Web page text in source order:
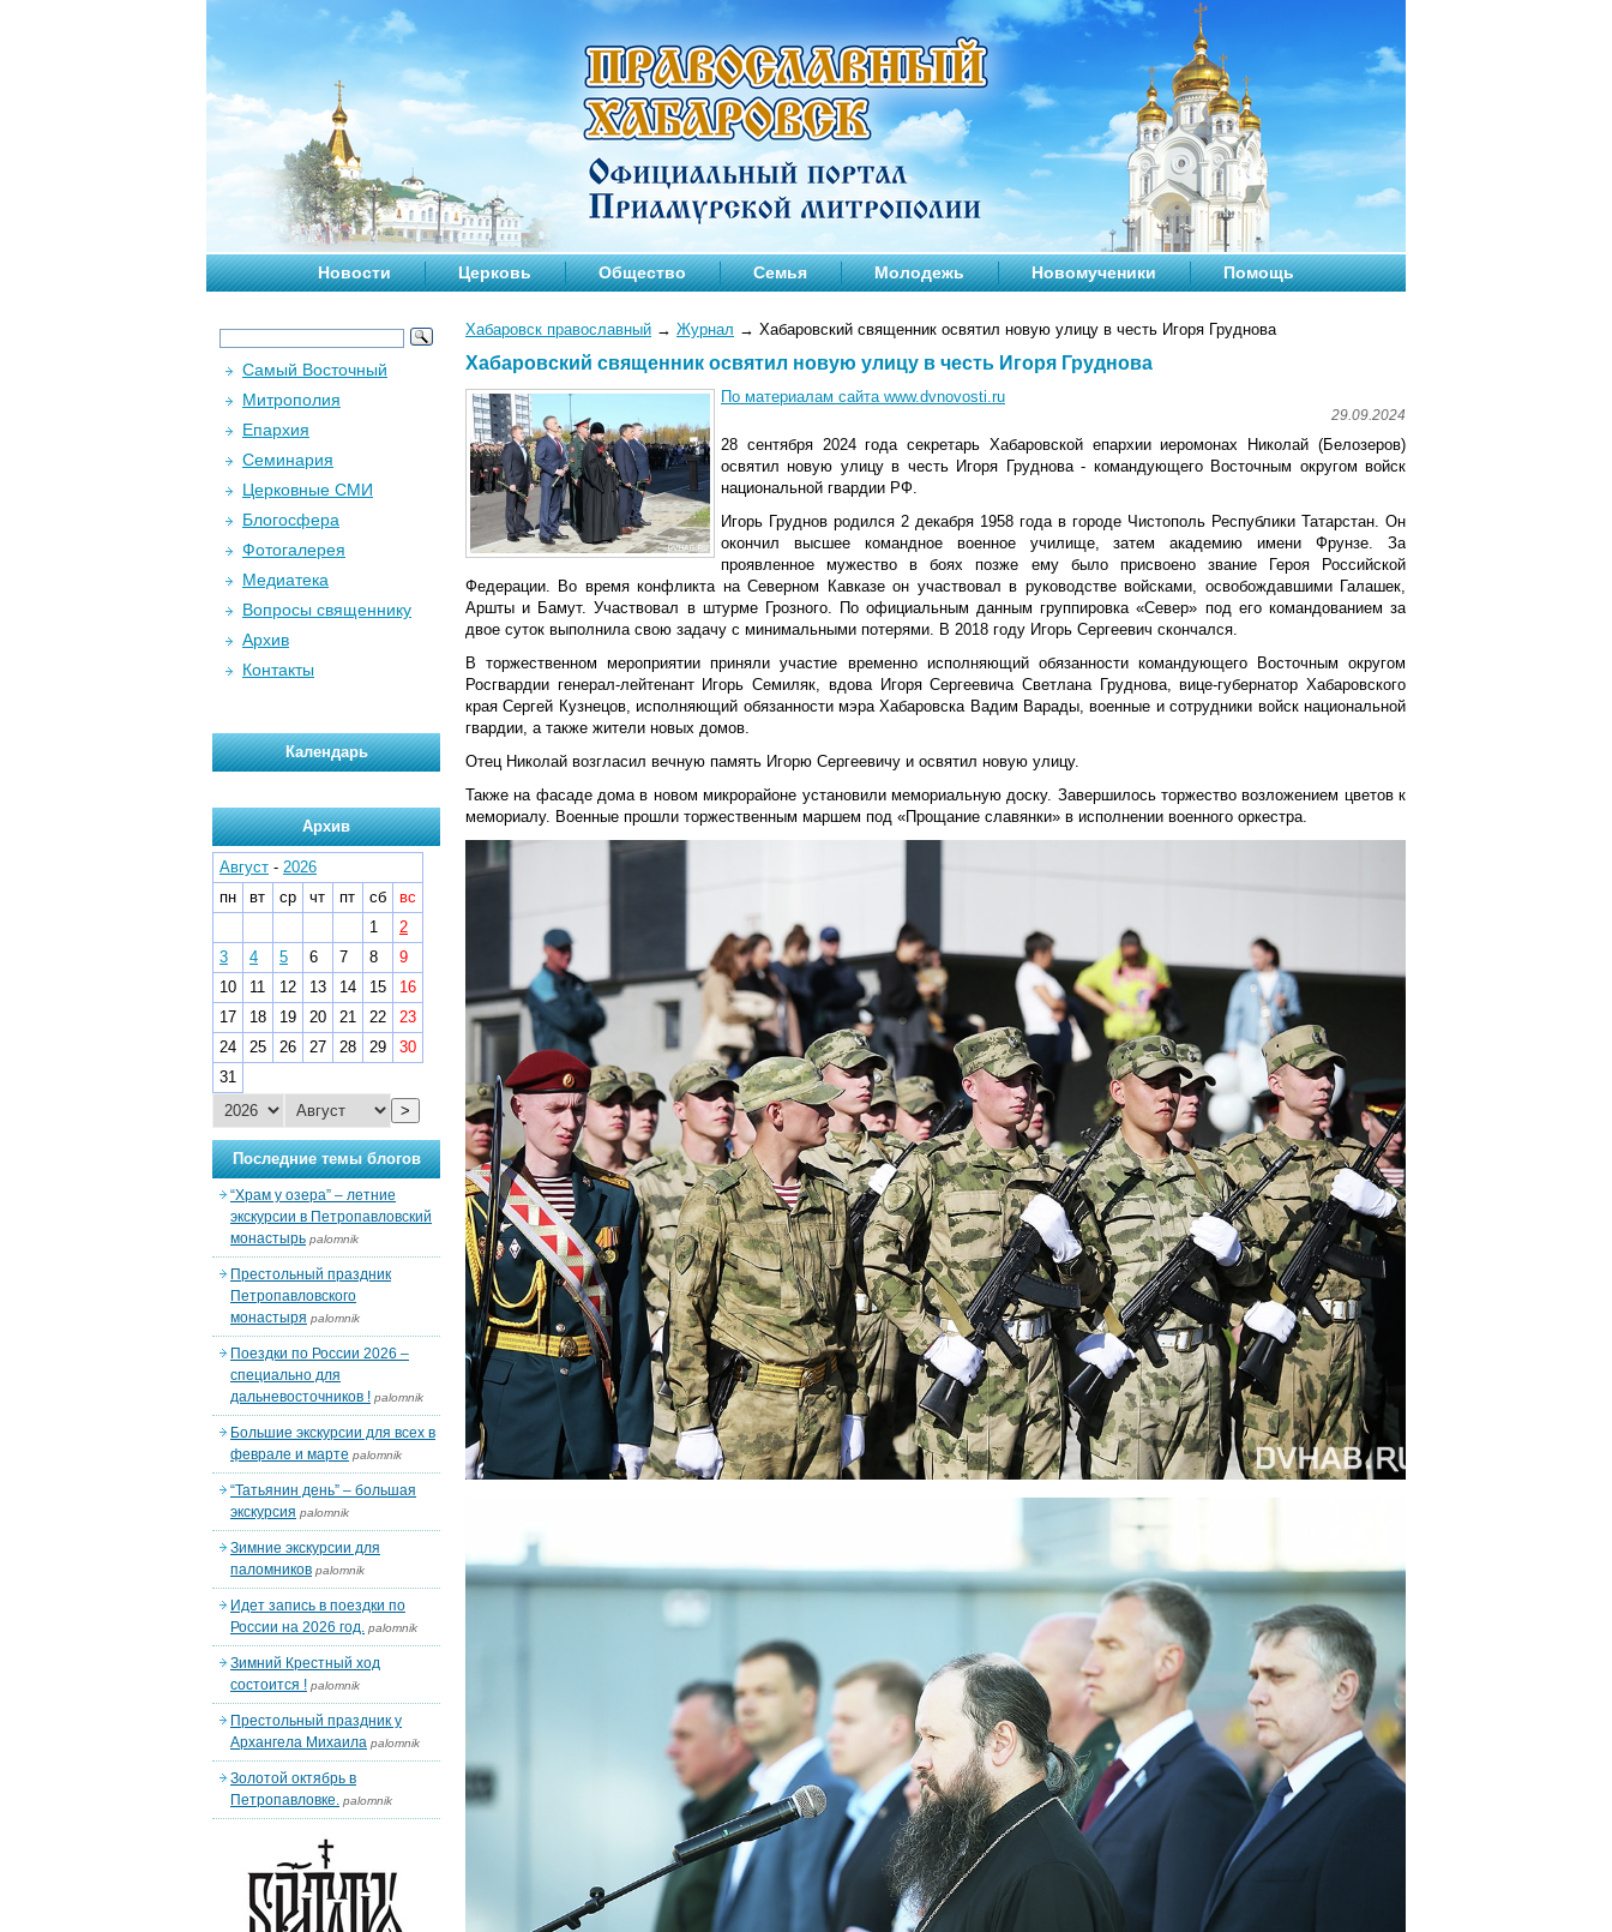
Новости Церковь Общество Семья Молодежь Новомученики Помощь
Хабаровск православный → Журнал → Хабаровский священник освятил новую улицу в честь Игоря Груднова
Хабаровский священник освятил новую улицу в честь Игоря Груднова
По материалам сайта www.dvnovosti.ru
29.09.2024
28 сентября 2024 года секретарь Хабаровской епархии иеромонах Николай (Белозеров)
освятил новую улицу в честь Игоря Груднова - командующего Восточным округом войск
национальной гвардии РФ.
Игорь Груднов родился 2 декабря 1958 года в городе Чистополь Республики Татарстан. Он
окончил высшее командное военное училище, затем академию имени Фрунзе. За
проявленное мужество в боях позже ему было присвоено звание Героя Российской
Федерации. Во время конфликта на Северном Кавказе он участвовал в руководстве войсками, освобождавшими Галашек,
Аршты и Бамут. Участвовал в штурме Грозного. По официальным данным группировка «Север» под его командованием за
двое суток выполнила свою задачу с минимальными потерями. В 2018 году Игорь Сергеевич скончался.
В торжественном мероприятии приняли участие временно исполняющий обязанности командующего Восточным округом
Росгвардии генерал-лейтенант Игорь Семиляк, вдова Игоря Сергеевича Светлана Груднова, вице-губернатор Хабаровского
края Сергей Кузнецов, исполняющий обязанности мэра Хабаровска Вадим Варады, военные и сотрудники войск национальной
гвардии, а также жители новых домов.
Отец Николай возгласил вечную память Игорю Сергеевичу и освятил новую улицу.
Также на фасаде дома в новом микрорайоне установили мемориальную доску. Завершилось торжество возложением цветов к
мемориалу. Военные прошли торжественным маршем под «Прощание славянки» в исполнении военного оркестра.
Самый Восточный
Митрополия
Епархия
Семинария
Церковные СМИ
Блогосфера
Фотогалерея
Медиатека
Вопросы священнику
Архив
Контакты
Календарь
Архив
Август - 2026
пн
вт ср чт пт сб
вс
1
2
3
4 5 6 7 8
9
10
11 12 13 14 15
16
17
18 19 20 21 22
23
24
25 26 27 28 29
30
31
>
Последние темы блогов
“Храм у озера” – летние
экскурсии в Петропавловский
монастырь palomnik
Престольный праздник
Петропавловского
монастыря palomnik
Поездки по России 2026 –
специально для
дальневосточников ! palomnik
Большие экскурсии для всех в
феврале и марте palomnik
“Татьянин день” – большая
экскурсия palomnik
Зимние экскурсии для
паломников palomnik
Идет запись в поездки по
России на 2026 год. palomnik
Зимний Крестный ход
состоится ! palomnik
Престольный праздник у
Архангела Михаила palomnik
Золотой октябрь в
Петропавловке. palomnik